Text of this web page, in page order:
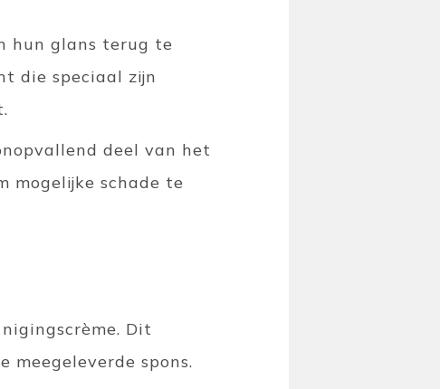
hun glans terug te
die speciaal zijn
deel van het
mogelijke schade te
Dit
spons.